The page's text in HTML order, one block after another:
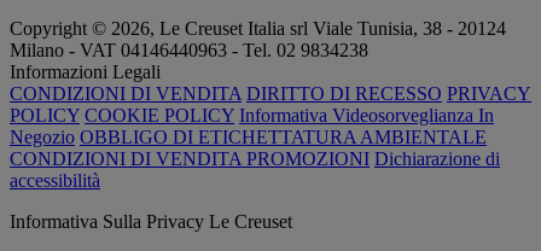
Copyright © 2026, Le Creuset Italia srl ​​Viale Tunisia, 38 - 20124
Milano - VAT 04146440963 - Tel. 02 9834238
Informazioni Legali
CONDIZIONI DI VENDITA DIRITTO DI RECESSO PRIVACY
POLICY COOKIE POLICY Informativa Videosorveglianza In
Negozio OBBLIGO DI ETICHETTATURA AMBIENTALE
CONDIZIONI DI VENDITA PROMOZIONI Dichiarazione di
accessibilità
Informativa Sulla Privacy Le Creuset